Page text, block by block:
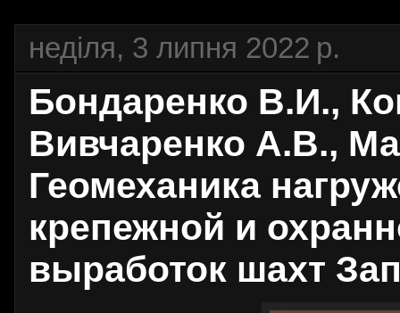
неділя, 3 липня 2022 р.
Бондаренко В.И.,
Вивчаренко А.В.,
Геомеханика
крепежной и
выработок шахт